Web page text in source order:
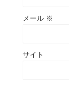
メール ※
サイト